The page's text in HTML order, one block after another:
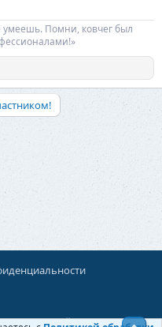
умеешь. Помни, ковчег был
Дискуссий»